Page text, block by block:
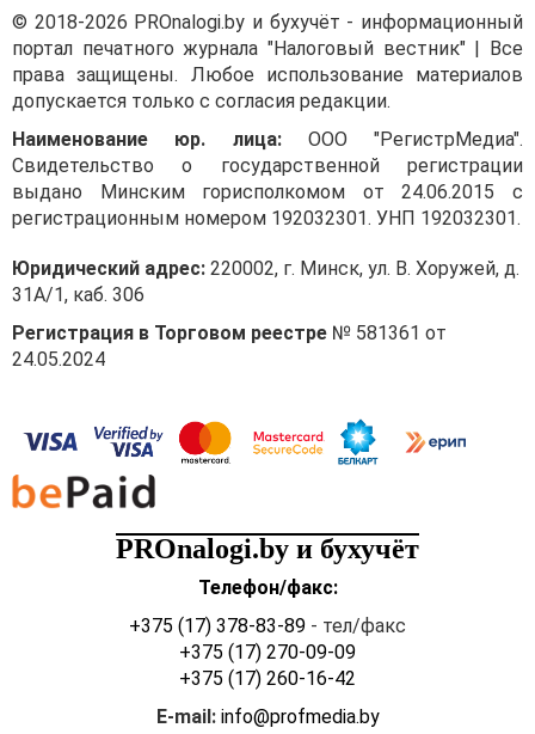
в изложенной ситуации
несмотря на то, что
договор заключает
резидент-поверенный
с резидентом, стороны
договора — резидент
и нерезидент. Таким
образом, осуществляется
импорт услуг.
Согласно п. 3 Инструкции
должны совпасть
1. сумма денежных
обязательств превышает
заключении валютного
договора юридическим
лицом — резидентом или
индивидуальным
предпринимателем —
резидентом),
Инструкцией № 37, либо же
© 2018-2026 PROnalogi.by и бухучёт - информационный
портал печатного журнала "Налоговый вестник" | Все
права защищены. Любое использование материалов
допускается только с согласия редакции.
Наименование юр. лица:ООО "РегистрМедиа".
Свидетельство о государственной регистрации
выдано Минским горисполкомом от 24.06.2015 с
регистрационным номером 192032301. УНП 192032301.
Юридический адрес: 220002, г. Минск, ул. В. Хоружей, д.
31А/1, каб. 306
Регистрация в Торговом реестре № 581361 от
24.05.2024
PROnalogi.by и бухучёт
Телефон/факс:
+375 (17) 378-83-89 - тел/факс
+375 (17) 270-09-09
+375 (17) 260-16-42
E-mail: info@profmedia.by